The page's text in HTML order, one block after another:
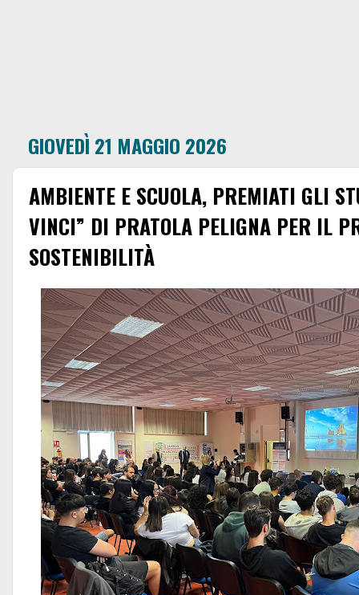
GIOVEDÌ 21 MAGGIO 2026
AMBIENTE E SCUOLA, PREMIATI GLI
VINCI” DI PRATOLA PELIGNA PER IL
SOSTENIBILITÀ